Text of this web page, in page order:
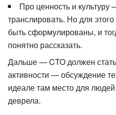
Про ценность и
транслировать. Но для
быть сформулированы, и
понятно рассказать.
Дальше — CTO должен
активности — обсуждение
идеале там место для
деврела.